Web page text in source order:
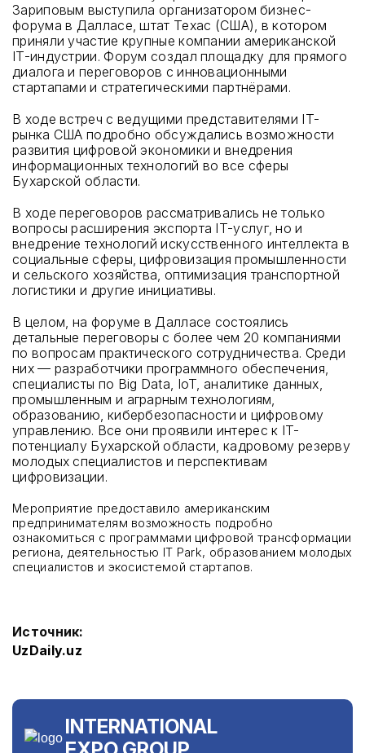
Зариповым выступила организатором бизнес-
форума в Далласе, штат Техас (США), в котором
приняли участие крупные компании американской
IT-индустрии. Форум создал площадку для прямого
диалога и переговоров с инновационными
стартапами и стратегическими партнёрами.
В ходе встреч с ведущими представителями IT-
рынка США подробно обсуждались возможности
развития цифровой экономики и внедрения
информационных технологий во все сферы
Бухарской области.
В ходе переговоров рассматривались не только
вопросы расширения экспорта IT-услуг, но и
внедрение технологий искусственного интеллекта в
социальные сферы, цифровизация промышленности
и сельского хозяйства, оптимизация транспортной
логистики и другие инициативы.
В целом, на форуме в Далласе состоялись
детальные переговоры с более чем 20 компаниями
по вопросам практического сотрудничества. Среди
них — разработчики программного обеспечения,
специалисты по Big Data, IoT, аналитике данных,
промышленным и аграрным технологиям,
образованию, кибербезопасности и цифровому
управлению. Все они проявили интерес к IT-
потенциалу Бухарской области, кадровому резерву
молодых специалистов и перспективам
цифровизации.
Мероприятие предоставило американским
предпринимателям возможность подробно
ознакомиться с программами цифровой трансформации
региона, деятельностью IT Park, образованием молодых
специалистов и экосистемой стартапов.
Источник:
UzDaily.uz
INTERNATIONAL